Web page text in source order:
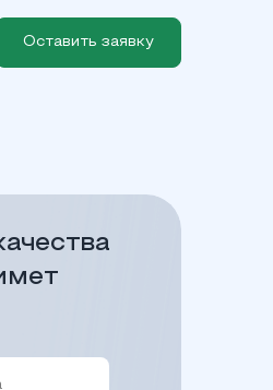
Оставить заявку